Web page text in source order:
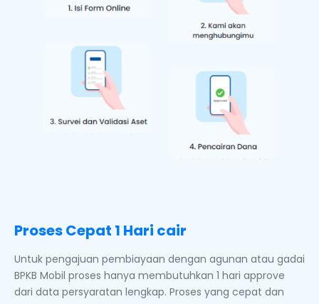
Proses Cepat 1 Hari cair
Untuk pengajuan pembiayaan dengan agunan atau gadai
BPKB Mobil proses hanya membutuhkan 1 hari approve
dari data persyaratan lengkap. Proses yang cepat dan